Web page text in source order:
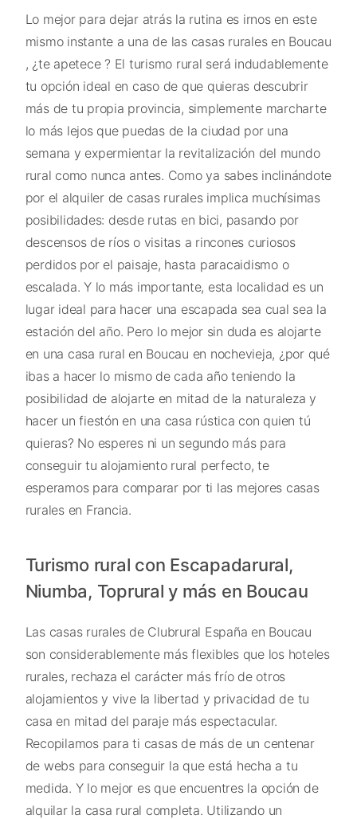
Lo mejor para dejar atrás la rutina es irnos en este
mismo instante a una de las casas rurales en Boucau
, ¿te apetece ? El turismo rural será indudablemente
tu opción ideal en caso de que quieras descubrir
más de tu propia provincia, simplemente marcharte
lo más lejos que puedas de la ciudad por una
semana y expermientar la revitalización del mundo
rural como nunca antes. Como ya sabes inclinándote
por el alquiler de casas rurales implica muchísimas
posibilidades: desde rutas en bici, pasando por
descensos de ríos o visitas a rincones curiosos
perdidos por el paisaje, hasta paracaidismo o
escalada. Y lo más importante, esta localidad es un
lugar ideal para hacer una escapada sea cual sea la
estación del año. Pero lo mejor sin duda es alojarte
en una casa rural en Boucau en nochevieja, ¿por qué
ibas a hacer lo mismo de cada año teniendo la
posibilidad de alojarte en mitad de la naturaleza y
hacer un fiestón en una casa rústica con quien tú
quieras? No esperes ni un segundo más para
conseguir tu alojamiento rural perfecto, te
esperamos para comparar por ti las mejores casas
rurales en Francia.
Turismo rural con Escapadarural,
Niumba, Toprural y más en Boucau
Las casas rurales de Clubrural España en Boucau
son considerablemente más flexibles que los hoteles
rurales, rechaza el carácter más frío de otros
alojamientos y vive la libertad y privacidad de tu
casa en mitad del paraje más espectacular.
Recopilamos para ti casas de más de un centenar
de webs para conseguir la que está hecha a tu
medida. Y lo mejor es que encuentres la opción de
alquilar la casa rural completa. Utilizando un